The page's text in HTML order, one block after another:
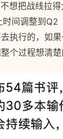
把战线拉
间调整到
行的，如
过程想清